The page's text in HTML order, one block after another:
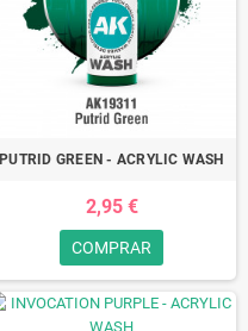
PUTRID GREEN - ACRYLIC WASH
2,95 €
COMPRAR